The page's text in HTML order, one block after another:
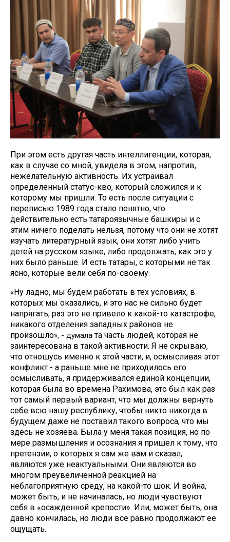
При этом есть другая часть интеллигенции, которая,
как в случае со мной, увидела в этом, напротив,
нежелательную активность. Их устраивал
определенный статус-кво, который сложился и к
которому мы пришли. То есть после ситуации с
переписью 1989 года стало понятно, что
действительно есть татароязычные башкиры и с
этим ничего поделать нельзя, потому что они не хотят
изучать литературный язык, они хотят либо учить
детей на русском языке, либо продолжать, как это у
них было раньше. И есть татары, с которыми не так
ясно, которые вели себя по-своему.
«Ну ладно, мы будем работать в тех условиях, в
которых мы оказались, и это нас не сильно будет
напрягать, раз это не привело к какой-то катастрофе,
никакого отделения западных районов не
произошло», - думала та часть людей, которая не
заинтересована в такой активности. Я не скрываю,
что отношусь именно к этой части, и, осмысливая этот
конфликт - а раньше мне не приходилось его
осмысливать, я придерживался единой концепции,
которая была во времена Рахимова, это был как раз
тот самый первый вариант, что мы должны вернуть
себе всю нашу республику, чтобы никто никогда в
будущем даже не поставил такого вопроса, что мы
здесь не хозяева. Была у меня такая позиция, но по
мере размышления и осознания я пришел к тому, что
претензии, о которых я сам же вам и сказал,
являются уже неактуальными. Они являются во
многом преувеличенной реакцией на
неблагоприятную среду, на какой-то шок. И война,
может быть, и не начиналась, но люди чувствуют
себя в «осажденной крепости». Или, может быть, она
давно кончилась, но люди все равно продолжают ее
ощущать.